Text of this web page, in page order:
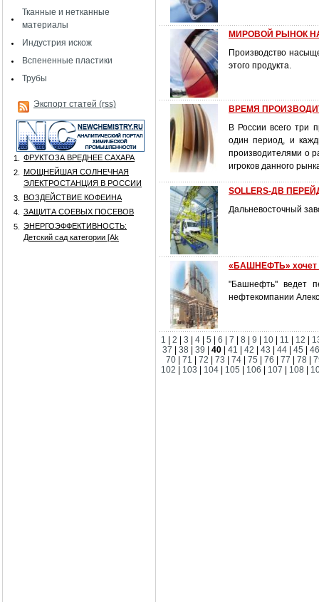
Тканные и нетканные
материалы
Индустрия искож
Вспененные пластики
Трубы
Экспорт статей (rss)
1.
ФРУКТОЗА ВРЕДНЕЕ САХАРА
2.
МОЩНЕЙШАЯ СОЛНЕЧНАЯ
ЭЛЕКТРОСТАНЦИЯ В РОССИИ
3.
ВОЗДЕЙСТВИЕ КОФЕИНА
4.
ЗАЩИТА СОЕВЫХ ПОСЕВОВ
5.
ЭНЕРГОЭФФЕКТИВНОСТЬ:
Детский сад категории [Аk
МИРОВОЙ РЫНОК
Производство
этого продукта.
ВРЕМЯ
В России всего три
один период, и
производителями о
игроков данного
SOLLERS-ДВ
Дальневосточный
«БАШНЕФТЬ» хочет
"Башнефть" ведет
нефтекомпании
1 2 3 4 5 6 7 8 9 10 11 12
37
|38 |39 |40 |41 |42 |43 |44 |45 |
70
71 72 73 74 75 76 77 78
102
103 104 105 106 107 108